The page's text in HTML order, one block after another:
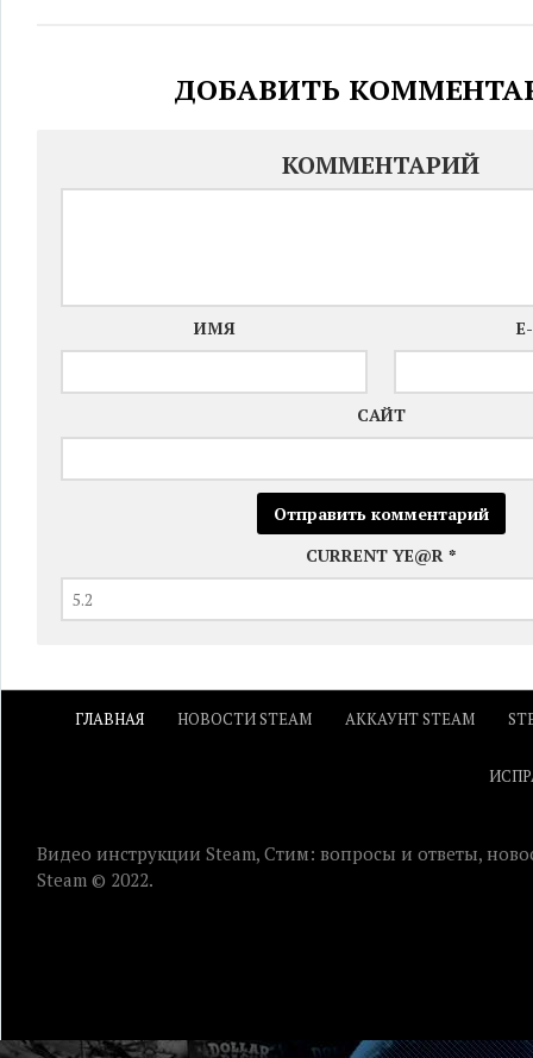
ДОБАВИТЬ
КОММЕНТАРИЙ
ИМЯ
САЙТ
CURRENT YE@R *
ГЛАВНАЯ НОВОСТИ STEAM АККАУНТ STEAM
Видео инструкции Steam, Стим: вопросы и ответы,
Steam © 2022.